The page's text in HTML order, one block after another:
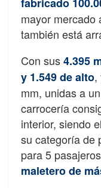
mayor mercado
también está
Con sus4.395
y 1.549 de alto,
mm, unidas a
carrocería
interior, siendo
su categoría de
para 5
maletero de